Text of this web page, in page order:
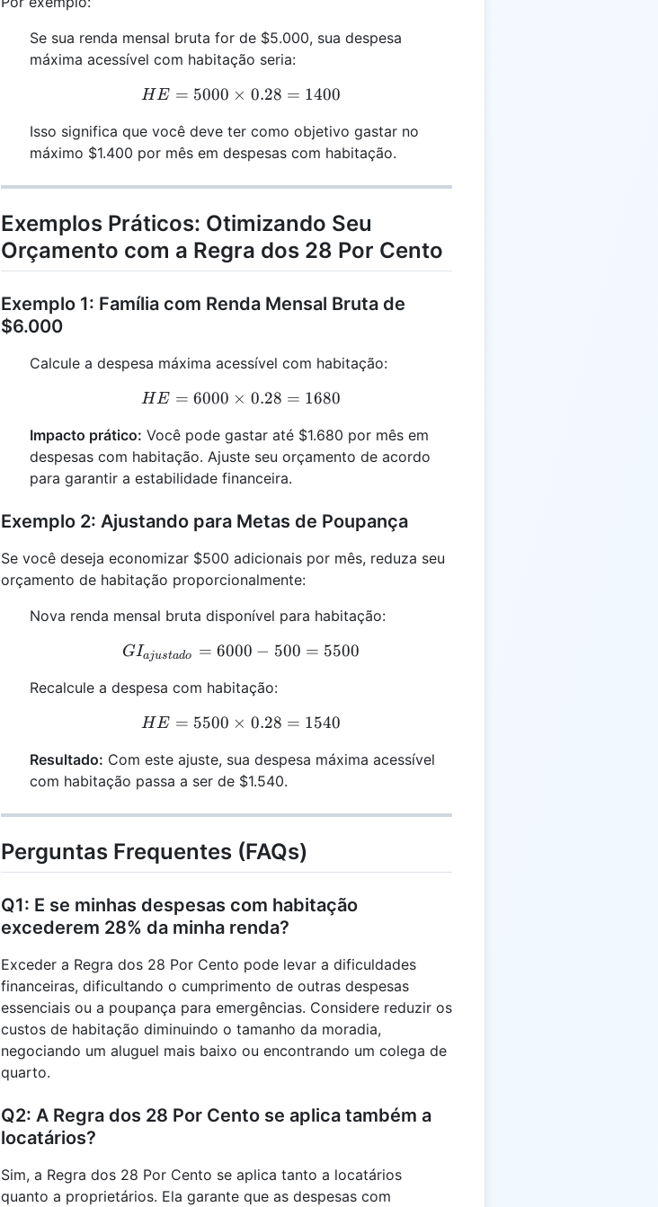
Se sua renda mensal bruta for de $5.000, sua despesa
máxima acessível com habitação seria:
HE = 5000 \times 0.28 = 1400
HE = 5000 × 0.28 = 1400
Isso significa que você deve ter como objetivo gastar no
máximo $1.400 por mês em despesas com habitação.
Exemplos Práticos: Otimizando Seu
Orçamento com a Regra dos 28 Por Cento
Exemplo 1: Família com Renda Mensal Bruta de
$6.000
Calcule a despesa máxima acessível com habitação:
HE = 6000 \times 0.28 = 1680
HE = 6000 × 0.28 = 1680
Impacto prático: Você pode gastar até $1.680 por mês em
despesas com habitação. Ajuste seu orçamento de acordo
para garantir a estabilidade financeira.
Exemplo 2: Ajustando para Metas de Poupança
Se você deseja economizar $500 adicionais por mês, reduza seu
orçamento de habitação proporcionalmente:
Nova renda mensal bruta disponível para habitação:
GI_{ajustado} = 6000 - 500 = 5500
GIajustado = 6000 − 500 = 5500
Recalcule a despesa com habitação:
HE = 5500 \times 0.28 = 1540
HE = 5500 × 0.28 = 1540
Resultado: Com este ajuste, sua despesa máxima acessível
com habitação passa a ser de $1.540.
Perguntas Frequentes (FAQs)
Q1: E se minhas despesas com habitação
excederem 28% da minha renda?
Exceder a Regra dos 28 Por Cento pode levar a dificuldades
financeiras, dificultando o cumprimento de outras despesas
essenciais ou a poupança para emergências. Considere reduzir os
custos de habitação diminuindo o tamanho da moradia,
negociando um aluguel mais baixo ou encontrando um colega de
quarto.
Q2: A Regra dos 28 Por Cento se aplica também a
locatários?
Sim, a Regra dos 28 Por Cento se aplica tanto a locatários
quanto a proprietários. Ela garante que as despesas com